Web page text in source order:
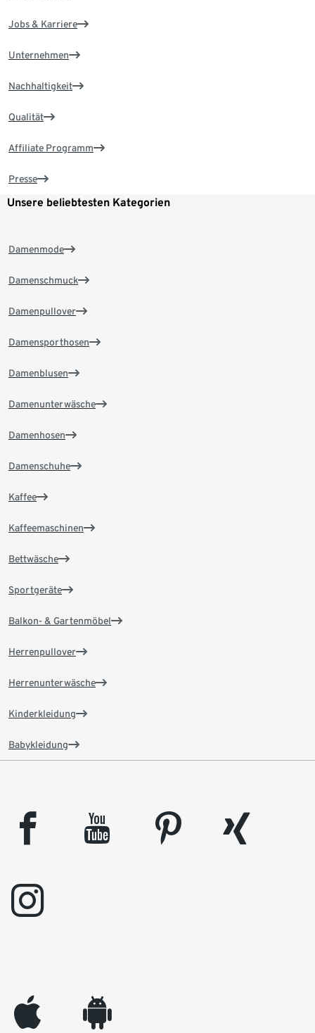
Jobs & Karriere
Unternehmen
Nachhaltigkeit
Qualität
Affiliate Programm
Presse
Unsere beliebtesten Kategorien
Damenmode
Damenschmuck
Damenpullover
Damensporthosen
Damenblusen
Damenunterwäsche
Damenhosen
Damenschuhe
Kaffee
Kaffeemaschinen
Bettwäsche
Sportgeräte
Balkon- & Gartenmöbel
Herrenpullover
Herrenunterwäsche
Kinderkleidung
Babykleidung
facebook youtube pinterest
xing
instagram
appleinc android